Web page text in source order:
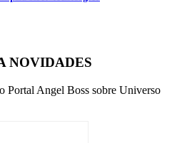
NOVIDADES
Portal Angel Boss sobre Universo